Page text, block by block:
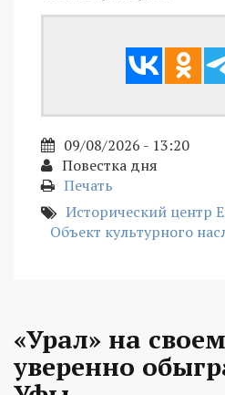
09/08/2026 - 13:20
Повестка дня
Печать
Исторический центр
Объект культурного
«Урал» на
уверенно